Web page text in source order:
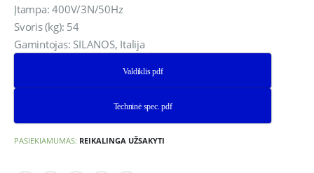
Įtampa: 400V/3N/50Hz
Svoris (kg): 54
Gamintojas: SILANOS, Italija
Valdiklis pdf
Techninė spec. pdf
PASIEKIAMUMAS: REIKALINGA UŽSAKYTI